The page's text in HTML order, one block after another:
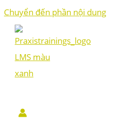
Chuyển đến phần nội dung